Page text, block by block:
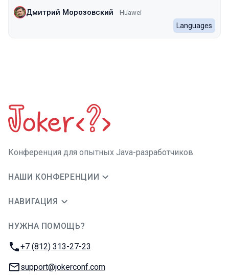
Дмитрий Морозовский Huawei
Languages
Конференция для опытных Java-разработчиков
НАШИ КОНФЕРЕНЦИИ
НАВИГАЦИЯ
НУЖНА ПОМОЩЬ?
Телефон:
+7 (812) 313-27-23
E-mail:
support@jokerconf.com